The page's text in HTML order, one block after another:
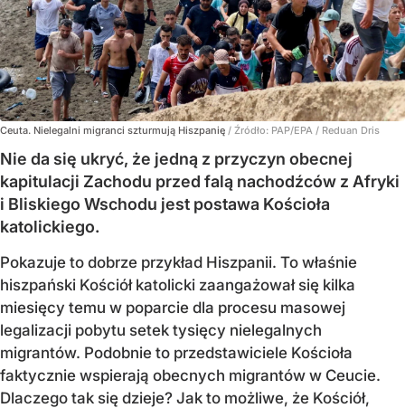
Ceuta. Nielegalni migranci szturmują Hiszpanię / Źródło: PAP/EPA / Reduan Dris
Nie da się ukryć, że jedną z przyczyn obecnej
kapitulacji Zachodu przed falą nachodźców z Afryki
i Bliskiego Wschodu jest postawa Kościoła
katolickiego.
Pokazuje to dobrze przykład Hiszpanii. To właśnie
hiszpański Kościół katolicki zaangażował się kilka
miesięcy temu w poparcie dla procesu masowej
legalizacji pobytu setek tysięcy nielegalnych
migrantów. Podobnie to przedstawiciele Kościoła
faktycznie wspierają obecnych migrantów w Ceucie.
Dlaczego tak się dzieje? Jak to możliwe, że Kościół,